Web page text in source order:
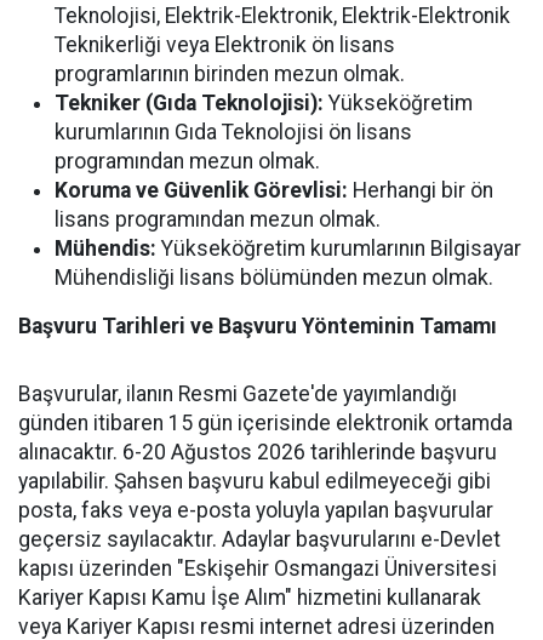
Teknolojisi, Elektrik-Elektronik, Elektrik-Elektronik
Teknikerliği veya Elektronik ön lisans
programlarının birinden mezun olmak.
Tekniker (Gıda Teknolojisi): Yükseköğretim
kurumlarının Gıda Teknolojisi ön lisans
programından mezun olmak.
Koruma ve Güvenlik Görevlisi: Herhangi bir ön
lisans programından mezun olmak.
Mühendis: Yükseköğretim kurumlarının Bilgisayar
Mühendisliği lisans bölümünden mezun olmak.
Başvuru Tarihleri ve Başvuru Yönteminin Tamamı
Başvurular, ilanın Resmi Gazete'de yayımlandığı
günden itibaren 15 gün içerisinde elektronik ortamda
alınacaktır. 6-20 Ağustos 2026 tarihlerinde başvuru
yapılabilir. Şahsen başvuru kabul edilmeyeceği gibi
posta, faks veya e-posta yoluyla yapılan başvurular
geçersiz sayılacaktır. Adaylar başvurularını e-Devlet
kapısı üzerinden "Eskişehir Osmangazi Üniversitesi
Kariyer Kapısı Kamu İşe Alım" hizmetini kullanarak
veya Kariyer Kapısı resmi internet adresi üzerinden